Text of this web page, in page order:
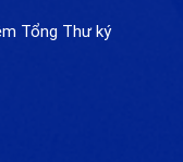
Tổng Thư ký